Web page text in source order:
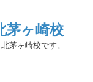
ヶ崎校
茅ヶ崎校です。